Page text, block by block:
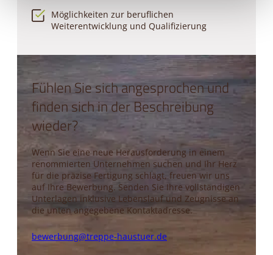
Möglichkeiten zur beruflichen
Weiterentwicklung und Qualifizierung
Fühlen Sie sich angesprochen und
finden sich in der Beschreibung
wieder?
Wenn Sie eine neue Herausforderung in einem
renommierten Unternehmen suchen und Ihr Herz
für die präzise Fertigung schlägt, freuen wir uns
auf Ihre Bewerbung. Senden Sie Ihre vollständigen
Unterlagen inklusive Lebenslauf und Zeugnisse an
die unten angegebene Kontaktadresse.
bewerbung@treppe-haustuer.de